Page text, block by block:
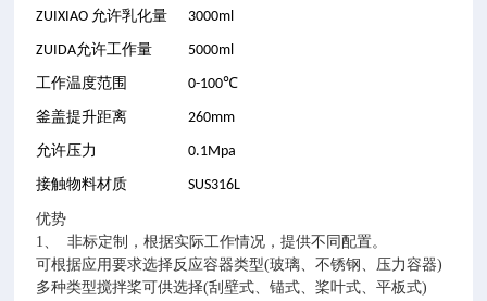
ZUIXIAO 允许乳化量 3000ml
ZUIDA允许工作量 5000ml
工作温度范围 0-100℃
釜盖提升距离 260mm
允许压力 0.1Mpa
接触物料材质 SUS316L
优势
1、 非标定制，根据实际工作情况，提供不同配置。
可根据应用要求选择反应容器类型(玻璃、不锈钢、压力容器)
多种类型搅拌桨可供选择(刮壁式、锚式、桨叶式、平板式)